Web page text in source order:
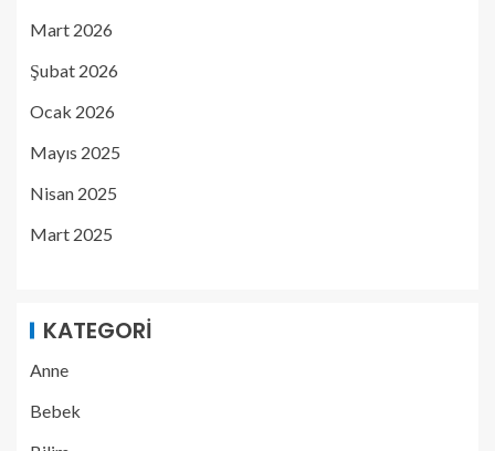
Mart 2026
Şubat 2026
Ocak 2026
Mayıs 2025
Nisan 2025
Mart 2025
KATEGORI
Anne
Bebek